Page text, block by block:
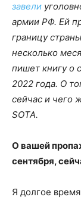
завели
армии РФ. Ей
границу
несколько
пишет книгу о
2022 года. О
сейчас и чего
SOTA.
О вашей
сентября,
Я долгое